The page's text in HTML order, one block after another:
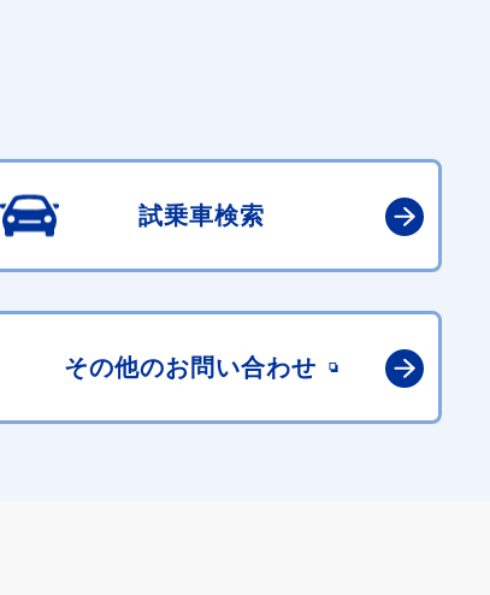
試乗車検索
その他のお問い合わせ